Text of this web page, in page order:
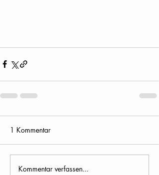
1 Kommentar
Kommentar verfassen...